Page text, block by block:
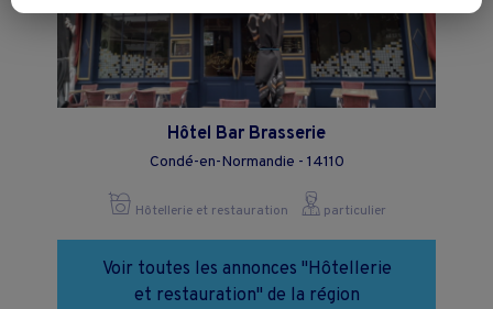
Hôtel Bar Brasserie
Condé-en-Normandie - 14110
Hôtellerie et restauration particulier
Voir toutes les annonces "Hôtellerie
et restauration" de la région
Vous pouvez exprimer vos choix en cliquant sur "Tout accepter",
"Continuer sans accepter" ou "Paramétrer", et les modifier à tout
moment en cliquant sur le lien "Paramétrez vos choix" situé en bas de